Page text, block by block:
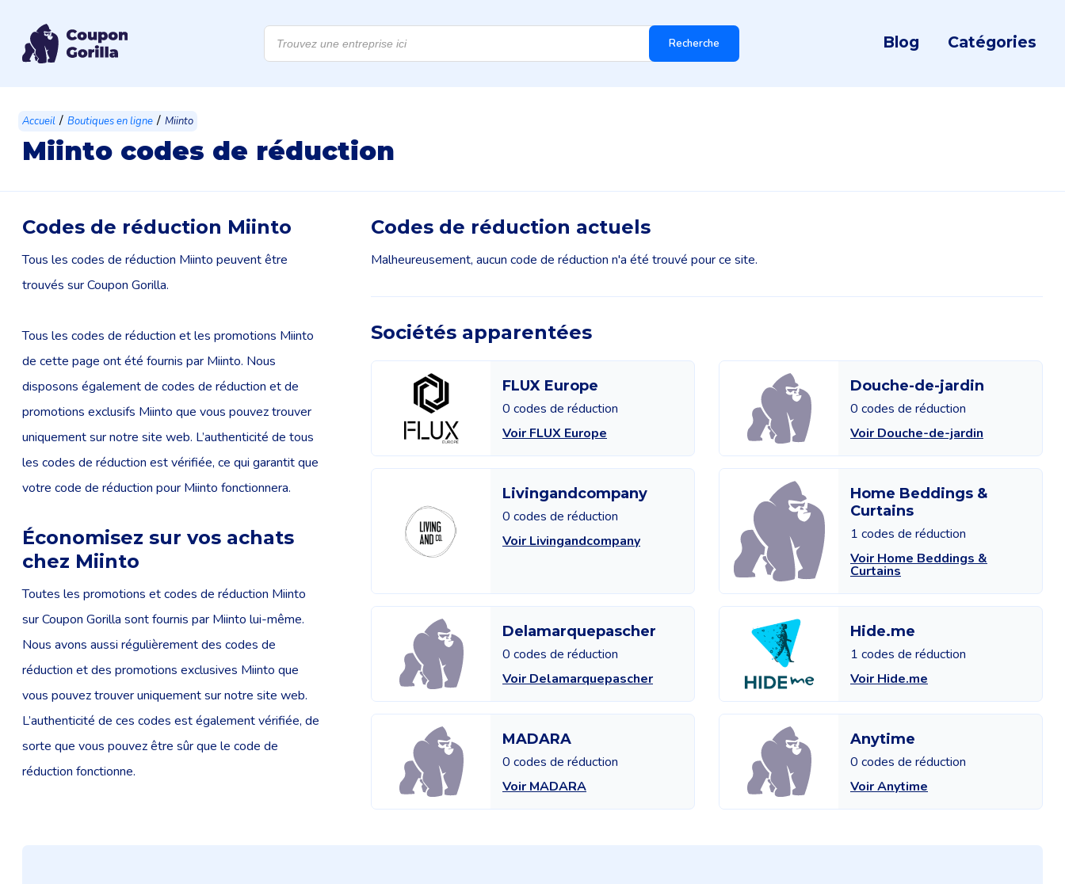
Recherche
de
produits
Recherche Blog Catégories
Accueil / Boutiques en ligne / Miinto
Miinto codes de réduction
Codes de réduction Miinto
Tous les codes de réduction Miinto peuvent être
trouvés sur Coupon Gorilla.
Tous les codes de réduction et les promotions Miinto
de cette page ont été fournis par Miinto. Nous
disposons également de codes de réduction et de
promotions exclusifs Miinto que vous pouvez trouver
uniquement sur notre site web. L’authenticité de tous
les codes de réduction est vérifiée, ce qui garantit que
votre code de réduction pour Miinto fonctionnera.
Économisez sur vos achats
chez Miinto
Toutes les promotions et codes de réduction Miinto
sur Coupon Gorilla sont fournis par Miinto lui-même.
Nous avons aussi régulièrement des codes de
réduction et des promotions exclusives Miinto que
vous pouvez trouver uniquement sur notre site web.
L’authenticité de ces codes est également vérifiée, de
sorte que vous pouvez être sûr que le code de
réduction fonctionne.
Codes de réduction actuels
Malheureusement, aucun code de réduction n'a été trouvé pour ce site.
Sociétés apparentées
FLUX Europe
0 codes de réduction
Voir FLUX Europe
Douche-de-jardin
0 codes de réduction
Voir Douche-de-jardin
Livingandcompany
0 codes de réduction
Voir Livingandcompany
Home Beddings &
Curtains
1 codes de réduction
Voir Home Beddings &
Curtains
Delamarquepascher
0 codes de réduction
Voir Delamarquepascher
Hide.me
1 codes de réduction
Voir Hide.me
MADARA
0 codes de réduction
Voir MADARA
Anytime
0 codes de réduction
Voir Anytime